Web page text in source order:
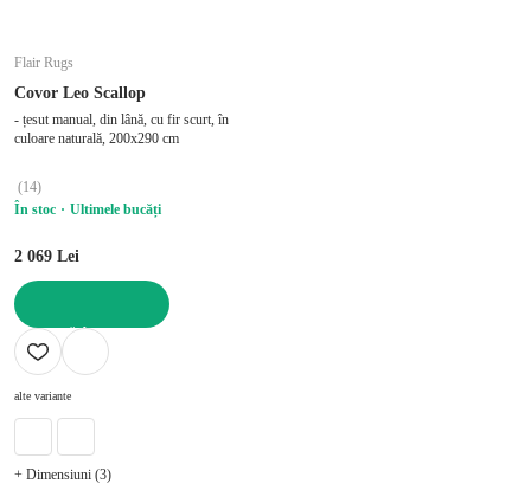
Flair Rugs
Covor Leo Scallop
- țesut manual, din lână, cu fir scurt, în
culoare naturală, 200x290 cm
(14)
În stoc
Ultimele bucăți
2 069 Lei
ADAUGĂ ÎN COȘ
alte variante
+ Dimensiuni (3)